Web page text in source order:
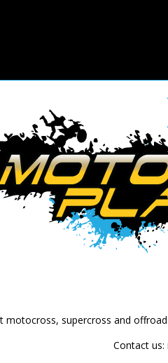
motocross, supercross and
Contact us: